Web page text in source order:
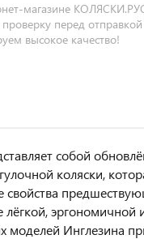
магазине
перед
высокое качество!
собой
коляски,
свойства
лёгкой, эргономичной
моделей Инглезина